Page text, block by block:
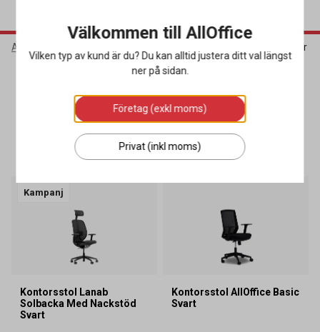
AllOffice Webbkampanj - Kontorsstolar
7 produkter
Kampanj
Kontorsstol Lanab
Solbacka Med Nackstöd
Svart
Kontorsstol AllOffice Basic
Svart
Välkommen till AllOffice
Vilken typ av kund är du? Du kan alltid justera ditt val längst
ner på sidan.
Företag (exkl moms)
Privat (inkl moms)